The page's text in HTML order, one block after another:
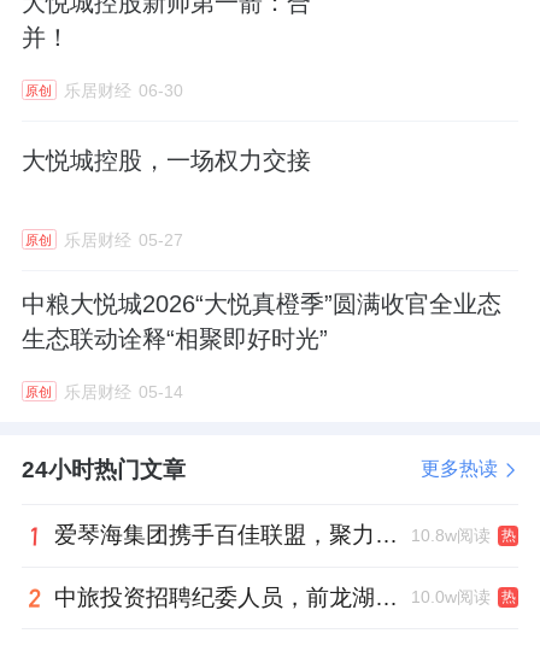
立体生活容器。
高壁球馆、专业室内高尔夫模拟器，每一处都
下躺椅区，方便中场小憩。京城住宅会所中极
为罕见的击剑室，以暖灰木饰面搭配红色壁
布，精准呼应“冷静头脑与澎湃内心”的击剑精
社交上，行政酒廊是会晤知己的场域，中西双
私宴厅引入米其林、黑珍珠级运营品牌，享受
并！
原创 乐居财经 06-30
大悦城控股，一场权力交接
原创 乐居财经 05-27
中粮大悦城2026“大悦真橙季”圆满收官全业态
生态联动诠释“相聚即好时光”
原创 乐居财经 05-14
24小时热门文章 更多热读
爱琴海集团携手百佳联盟，聚力共拓存量商业新赛道 10.8w阅读 热
中旅投资招聘纪委人员，前龙湖副总裁胡若翔掌舵 10.0w阅读 热